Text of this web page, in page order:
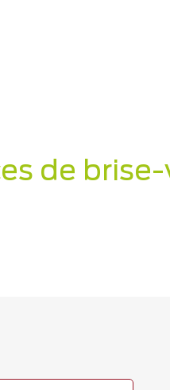
de